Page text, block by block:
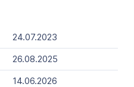
24.07.2023
26.08.2025
14.06.2026